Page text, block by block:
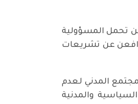
تحمل المسؤولية
عن تشريعات
المدني لعدم
والمدنية